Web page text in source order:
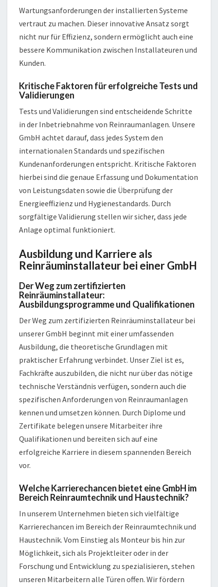
Wartungsanforderungen der installierten Systeme
vertraut zu machen. Dieser innovative Ansatz sorgt
nicht nur für Effizienz, sondern ermöglicht auch eine
bessere Kommunikation zwischen Installateuren und
Kunden.
Kritische Faktoren für erfolgreiche Tests und
Validierungen
Tests und Validierungen sind entscheidende Schritte
in der Inbetriebnahme von Reinraumanlagen. Unsere
GmbH achtet darauf, dass jedes System den
internationalen Standards und spezifischen
Kundenanforderungen entspricht. Kritische Faktoren
hierbei sind die genaue Erfassung und Dokumentation
von Leistungsdaten sowie die Überprüfung der
Energieeffizienz und Hygienestandards. Durch
sorgfältige Validierung stellen wir sicher, dass jede
Anlage optimal funktioniert.
Ausbildung und Karriere als
Reinräuminstallateur bei einer GmbH
Der Weg zum zertifizierten
Reinräuminstallateur:
Ausbildungsprogramme und Qualifikationen
Der Weg zum zertifizierten Reinräuminstallateur bei
unserer GmbH beginnt mit einer umfassenden
Ausbildung, die theoretische Grundlagen mit
praktischer Erfahrung verbindet. Unser Ziel ist es,
Fachkräfte auszubilden, die nicht nur über das nötige
technische Verständnis verfügen, sondern auch die
spezifischen Anforderungen von Reinraumanlagen
kennen und umsetzen können. Durch Diplome und
Zertifikate belegen unsere Mitarbeiter ihre
Qualifikationen und bereiten sich auf eine
erfolgreiche Karriere in diesem spannenden Bereich
vor.
Welche Karrierechancen bietet eine GmbH im
Bereich Reinraumtechnik und Haustechnik?
In unserem Unternehmen bieten sich vielfältige
Karrierechancen im Bereich der Reinraumtechnik und
Haustechnik. Vom Einstieg als Monteur bis hin zur
Möglichkeit, sich als Projektleiter oder in der
Forschung und Entwicklung zu spezialisieren, stehen
unseren Mitarbeitern alle Türen offen. Wir fördern